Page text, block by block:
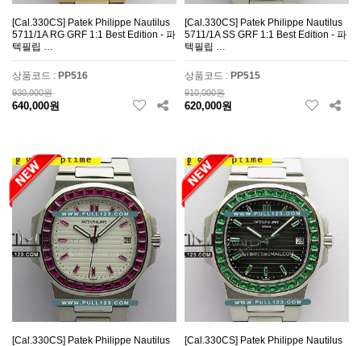
[Cal.330CS] Patek Philippe Nautilus
5711/1A RG GRF 1:1 Best Edition - 파
텍필립 …
상품코드 : PP516
930,000원
640,000원
[Cal.330CS] Patek Philippe Nautilus
5711/1A SS GRF 1:1 Best Edition - 파
텍필립 …
상품코드 : PP515
910,000원
620,000원
[Cal.330CS] Patek Philippe Nautilus
[Cal.330CS] Patek Philippe Nautilus